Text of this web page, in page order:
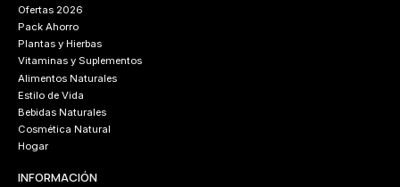
Ofertas 2026
Pack Ahorro
Plantas y Hierbas
Vitaminas y Suplementos
Alimentos Naturales
Estilo de Vida
Bebidas Naturales
Cosmética Natural
Hogar
INFORMACIÓN